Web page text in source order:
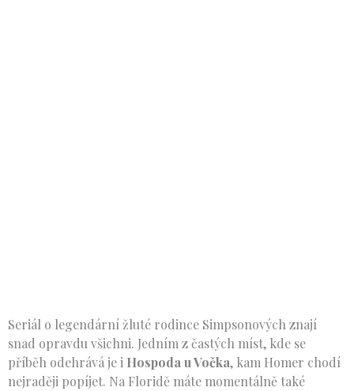
Seriál o legendární žluté rodince Simpsonových znají
snad opravdu všichni. Jedním z častých míst, kde se
příběh odehrává je i Hospoda u Vočka, kam Homer chodí
nejraději popíjet. Na Floridě máte momentálně také